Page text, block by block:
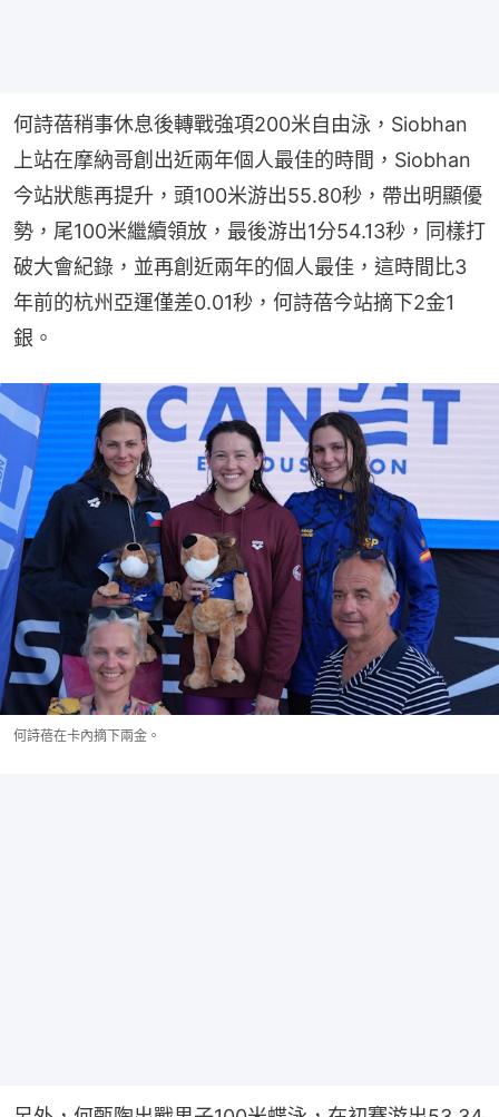
何詩蓓稍事休息後轉戰強項200米自由泳，Siobhan
上站在摩納哥創出近兩年個人最佳的時間，Siobhan
今站狀態再提升，頭100米游出55.80秒，帶出明顯優
勢，尾100米繼續領放，最後游出1分54.13秒，同樣打
破大會紀錄，並再創近兩年的個人最佳，這時間比3
年前的杭州亞運僅差0.01秒，何詩蓓今站摘下2金1
銀。
何詩蓓在卡內摘下兩金。